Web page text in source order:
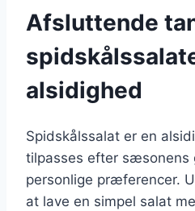
Afsluttende
alsidighed
Spidskålssalat er en
tilpasses efter sæsonens
personlige præferencer.
at lave en simpel salat